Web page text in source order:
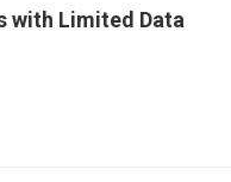
with Limited Data